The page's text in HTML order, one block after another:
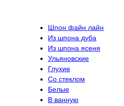
Шпон файн лайн
Из шпона дуба
Из шпона ясеня
Ульяновские
Глухие
Со стеклом
Белые
В ванную